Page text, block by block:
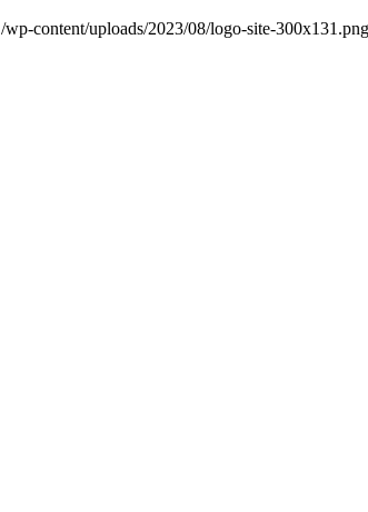
/wp-content/uploads/2023/08/logo-site-300x131.png